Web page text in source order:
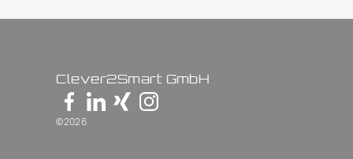
Clever2Smart GmbH
©2026